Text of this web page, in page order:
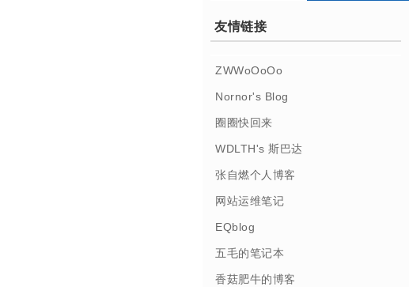
友情链接
ZWWoOoOo
Nornor's Blog
圈圈快回来
WDLTH's 斯巴达
张自燃个人博客
网站运维笔记
EQblog
五毛的笔记本
香菇肥牛的博客